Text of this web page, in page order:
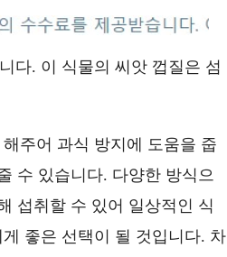
다. 이 식물의 씨앗 껍질은 섬
주어 과식 방지에 도움을 줍
수 있습니다. 다양한 방식으
섭취할 수 있어 일상적인 식
좋은 선택이 될 것입니다. 차